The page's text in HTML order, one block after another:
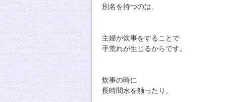
別名を持つのは、
主婦が炊事をすることで
手荒れが生じるからです。
炊事の時に
長時間水を触ったり、